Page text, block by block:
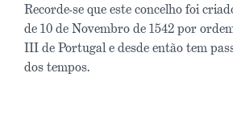
Recorde-se que este concelho foi
de 10 de Novembro de 1542 por
III de Portugal e desde então tem
dos tempos.